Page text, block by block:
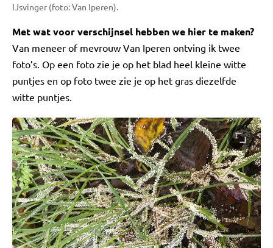
IJsvinger (foto: Van Iperen).
Met wat voor verschijnsel hebben we hier te maken?
Van meneer of mevrouw Van Iperen ontving ik twee
foto’s. Op een foto zie je op het blad heel kleine witte
puntjes en op foto twee zie je op het gras diezelfde
witte puntjes.